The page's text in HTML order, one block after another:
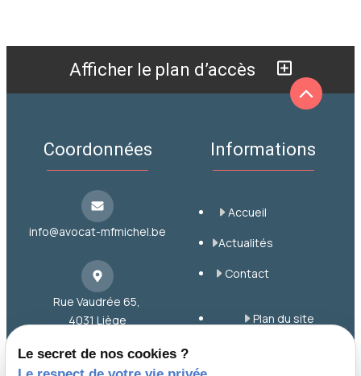
Afficher le plan d’accès
Coordonnées
info@avocat-mfmichel.be
Rue Vaudrée 65,
4031 Liège
Informations
Accueil
Actualités
Contact
Plan du site
Le secret de nos cookies ?